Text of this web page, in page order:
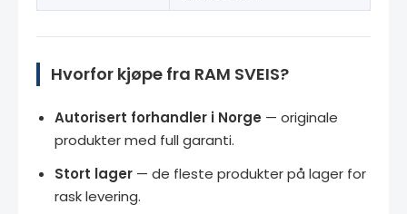
Hvorfor kjøpe fra RAM SVEIS?
Autorisert forhandler i Norge — originale
produkter med full garanti.
Stort lager — de fleste produkter på lager for
rask levering.